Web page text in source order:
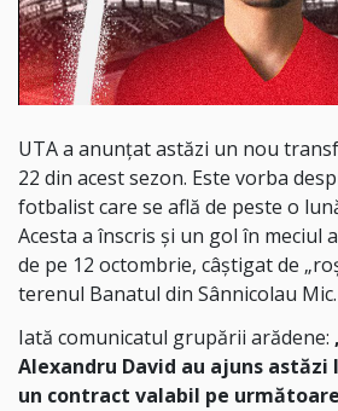
UTA a anunțat astăzi un nou
22 din acest sezon. Este vorba
fotbalist care se află de peste o
Acesta a înscris și un gol în meciul
de pe 12 octombrie, câștigat de
terenul Banatul din Sânnicolau Mic.
Iată comunicatul grupării arădene:
Alexandru David au ajuns astăzi
un contract valabil pe